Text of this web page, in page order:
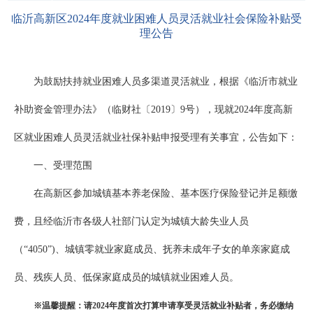
临沂高新区2024年度就业困难人员灵活就业社会保险补贴受
理公告
为鼓励扶持就业困难人员多渠道灵活就业，根据《临沂市就业
补助资金管理办法》（临财社〔2019〕9号），现就2024年度高新
区就业困难人员灵活就业社保补贴申报受理有关事宜，公告如下：
一、受理范围
在高新区参加城镇基本养老保险、基本医疗保险登记并足额缴
费，且经临沂市各级人社部门认定为城镇大龄失业人员
（“4050”)、城镇零就业家庭成员、抚养未成年子女的单亲家庭成
员、残疾人员、低保家庭成员的城镇就业困难人员。
※温馨提醒：请2024年度首次打算申请享受灵活就业补贴者，务必缴纳